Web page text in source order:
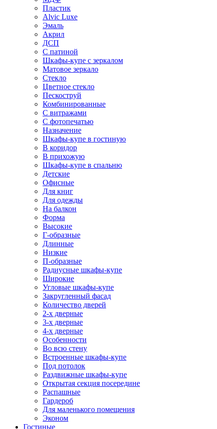
Пластик
Alvic Luxe
Эмаль
Акрил
ДСП
С патиной
Шкафы-купе с зеркалом
Матовое зеркало
Стекло
Цветное стекло
Пескоструй
Комбинированные
С витражами
С фотопечатью
Назначение
Шкафы-купе в гостиную
В коридор
В прихожую
Шкафы-купе в спальню
Детские
Офисные
Для книг
Для одежды
На балкон
Форма
Высокие
Г-образные
Длинные
Низкие
П-образные
Радиусные шкафы-купе
Широкие
Угловые шкафы-купе
Закругленный фасад
Количество дверей
2-х дверные
3-х дверные
4-х дверные
Особенности
Во всю стену
Встроенные шкафы-купе
Под потолок
Раздвижные шкафы-купе
Открытая секция посередине
Распашные
Гардероб
Для маленького помещения
Эконом
Гостиные